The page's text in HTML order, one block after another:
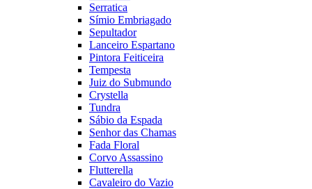
Serratica
Símio Embriagado
Sepultador
Lanceiro Espartano
Pintora Feiticeira
Tempesta
Juiz do Submundo
Crystella
Tundra
Sábio da Espada
Senhor das Chamas
Fada Floral
Corvo Assassino
Flutterella
Cavaleiro do Vazio